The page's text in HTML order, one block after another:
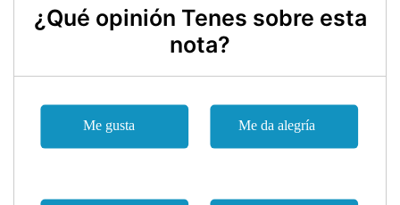
¿Qué opinión Tenes sobre esta
nota?